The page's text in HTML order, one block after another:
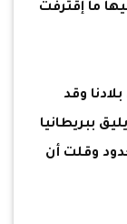
ما إقترفت
وقد
ببريطانيا
وقلت أن